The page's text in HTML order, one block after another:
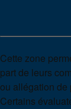
Cette zone
part de leurs
ou allégation de
Certains